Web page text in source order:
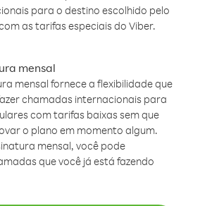
para o destino escolhido pelo
as tarifas especiais do Viber.
mensal
mensal fornece a flexibilidade que
chamadas internacionais para
com tarifas baixas sem que
o plano em momento algum.
mensal, você pode
que você já está fazendo